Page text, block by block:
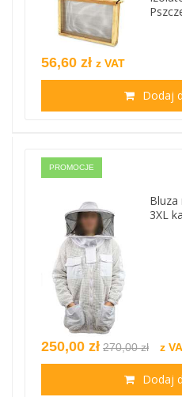
56,60 zł z VAT
Dodaj
PROMOCJE
Bluza
3XL
250,00 zł 270,00 zł z
Dodaj